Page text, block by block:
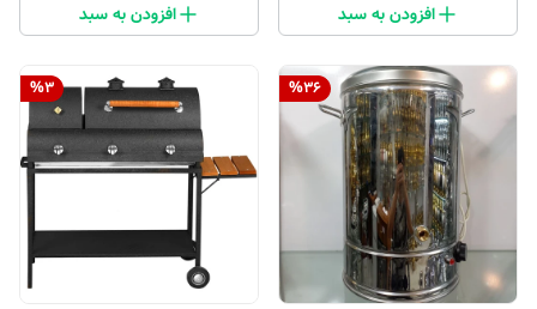
افزودن به سبد افزودن به سبد
%36
%3